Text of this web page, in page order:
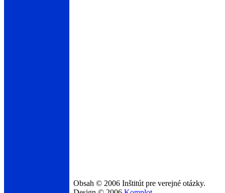
Obsah © 2006 Inštitút pre verejné otázky.